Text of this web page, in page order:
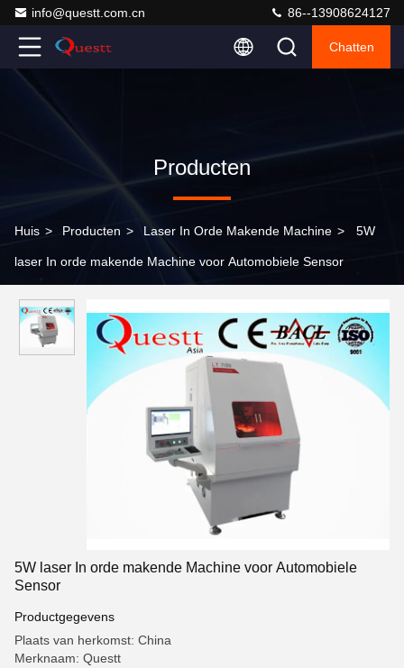
info@questt.com.cn 86--13908624127
Chatten
Producten
Huis > Producten > Laser In Orde Makende Machine > 5W
laser In orde makende Machine voor Automobiele Sensor
5W laser In orde makende Machine voor Automobiele
Sensor
Productgegevens
Plaats van herkomst: China
Merknaam: Questt